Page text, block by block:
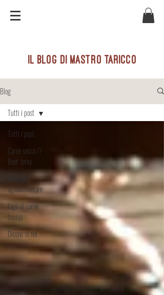
il blog di mastro taricco
Blog
Tutti i post
Carne secca //
Beef Jerky
agroalimentare
tagli di carne
bovina
Dicono di noi
Tutti i post